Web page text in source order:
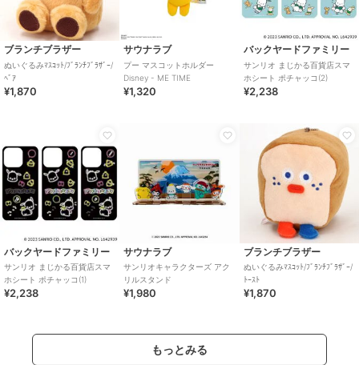
ブランチブラザー
ぬいぐるみﾏｽｺｯﾄ/ﾌﾞﾗﾝﾁﾌﾞﾗｻﾞｰ/
ﾍﾞｱ
¥1,870
サウナラブ
プー マスコットホルダー
Disney - ME TIME
¥1,320
バックヤードファミリー
サンリオ まじかる百貨店スマ
ホシート ポチャッコ(2)
¥2,238
バックヤードファミリー
サンリオ まじかる百貨店スマ
ホシート ポチャッコ(1)
¥2,238
サウナラブ
サンリオキャラクターズ アク
リルスタンド
¥1,980
ブランチブラザー
ぬいぐるみﾏｽｺｯﾄ/ﾌﾞﾗﾝﾁﾌﾞﾗｻﾞｰ/
ﾄｰｽﾄ
¥1,870
もっとみる